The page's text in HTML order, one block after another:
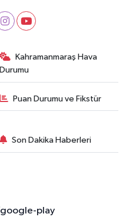
Kahramanmaraş Hava
Durumu
Puan Durumu ve Fikstür
Son Dakika Haberleri